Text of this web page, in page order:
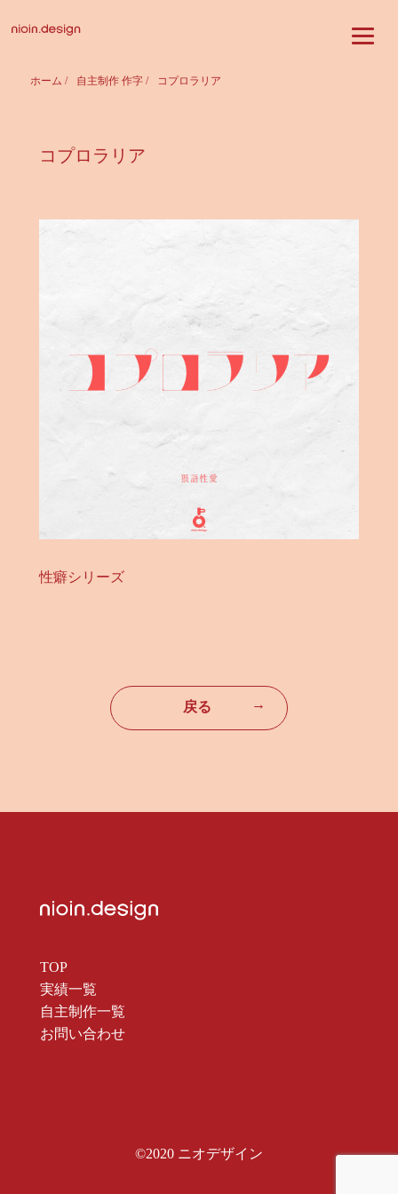
ホーム / 自主制作 作字 / コプロラリア
コプロラリア
性癖シリーズ
戻る →
TOP
実績一覧
自主制作一覧
お問い合わせ
©2020 ニオデザイン